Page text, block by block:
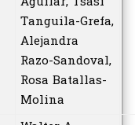
Tanguila-Grefa,
Alejandra
Razo-Sandoval,
Rosa Batallas-
Molina